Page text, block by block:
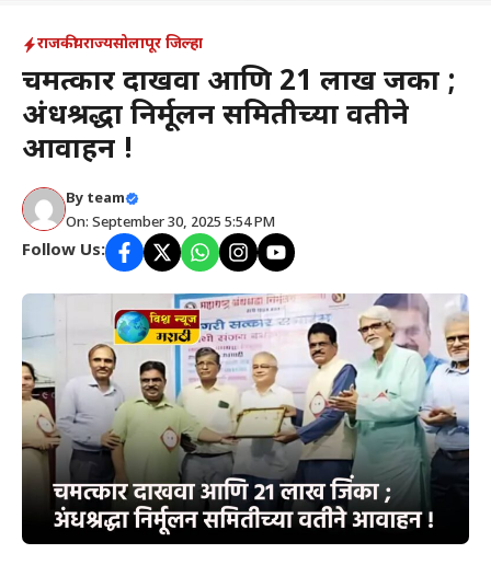
राजकीयराज्यसोलापूर जिल्हा
चमत्कार दाखवा आणि 21 लाख जिंका ;
अंधश्रद्धा निर्मूलन समितीच्या वतीने
आवाहन !
By team
On: September 30, 2025 5:54 PM
Follow Us: